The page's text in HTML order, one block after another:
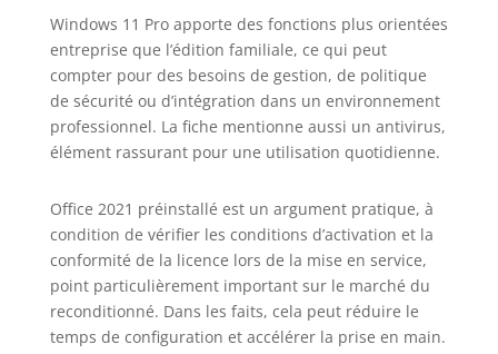
Windows 11 Pro apporte des fonctions plus orientées
entreprise que l’édition familiale, ce qui peut
compter pour des besoins de gestion, de politique
de sécurité ou d’intégration dans un environnement
professionnel. La fiche mentionne aussi un antivirus,
élément rassurant pour une utilisation quotidienne.
Office 2021 préinstallé est un argument pratique, à
condition de vérifier les conditions d’activation et la
conformité de la licence lors de la mise en service,
point particulièrement important sur le marché du
reconditionné. Dans les faits, cela peut réduire le
temps de configuration et accélérer la prise en main.